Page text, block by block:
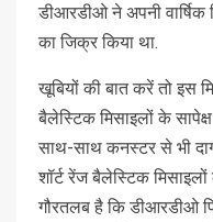
डीआरडीओ ने अपनी वार्षिक
का जिक्र किया था.
खूबियों की बात करें तो इस
बैलेस्टिक मिसाइलों के
साथ-साथ कनस्टर से भी
शॉर्ट रेंज बैलेस्टिक
गौरतलब है कि डीआरडीओ